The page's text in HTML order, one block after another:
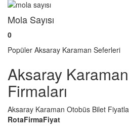
Mola Sayısı
0
Popüler Aksaray Karaman Seferleri
Aksaray
Firmaları
Aksaray Karaman Otobüs Bilet
RotaFirmaFiyat